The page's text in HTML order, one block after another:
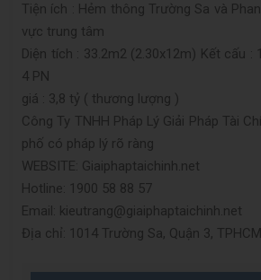
Tiện ích : Hẻm thông Trường Sa và
vực trung tâm
Diện tích : 33.2m2 (2.30x12m) Kết cấu :
4 PN
giá : 3,8 tỷ ( thương lượng )
Công Ty TNHH Pháp Lý Giải Pháp Tài
phố có pháp lý rõ ràng
WEBSITE: Giaiphaptaichinh.net
Hotline: 1900 58 88 57
Email: kieutrang@giaiphaptaichinh.net
Địa chỉ: 1014 Trường Sa, Quận 3, TPHCM